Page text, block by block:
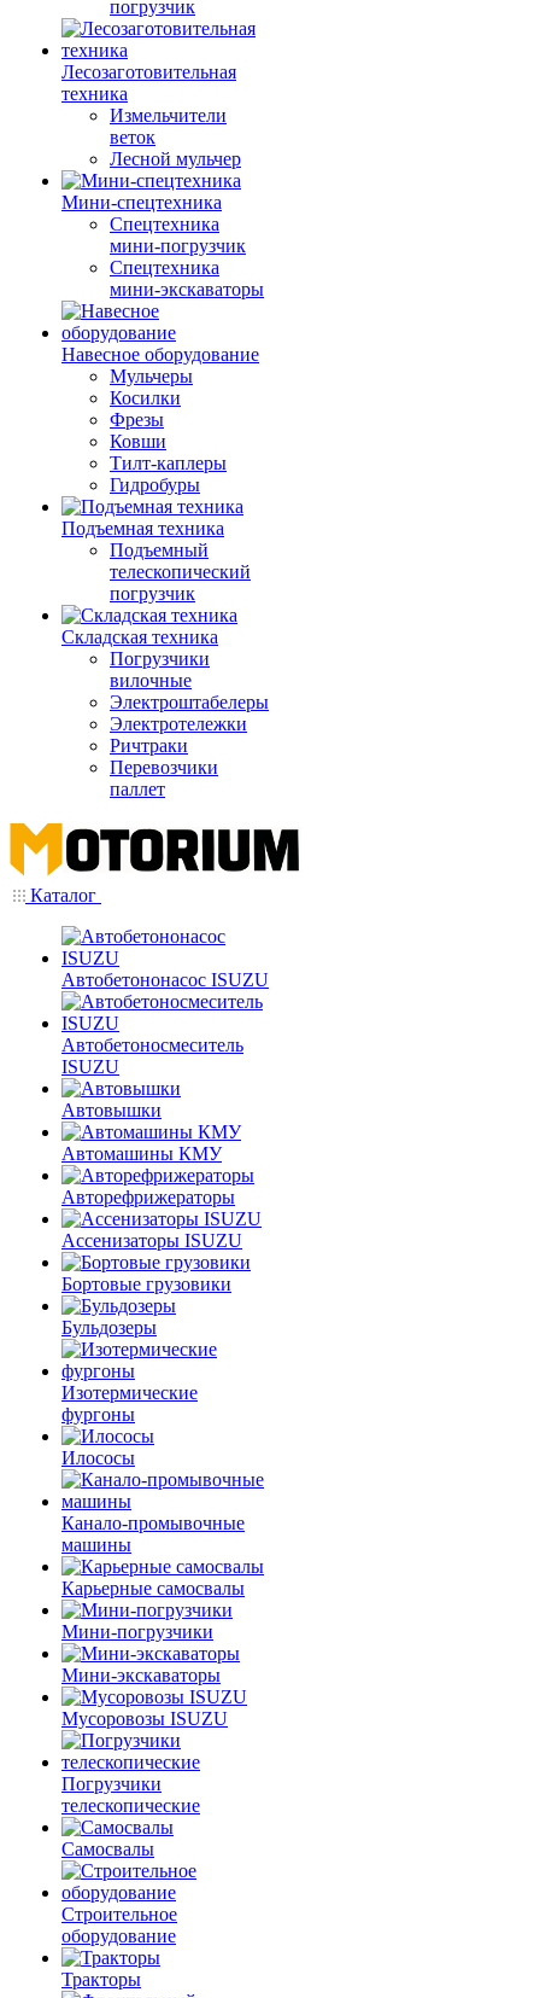
погрузчик
Лесозаготовительная
техника
Измельчители
веток
Лесной мульчер
Мини-спецтехника
Спецтехника
мини-погрузчик
Спецтехника
мини-экскаваторы
Навесное оборудование
Мульчеры
Косилки
Фрезы
Ковши
Тилт-каплеры
Гидробуры
Подъемная техника
Подъемный
телескопический
погрузчик
Складская техника
Погрузчики
вилочные
Электроштабелеры
Электротележки
Ричтраки
Перевозчики
паллет
Каталог
Автобетононасос ISUZU
Автобетоносмеситель
ISUZU
Автовышки
Автомашины КМУ
Авторефрижераторы
Ассенизаторы ISUZU
Бортовые грузовики
Бульдозеры
Изотермические
фургоны
Илососы
Канало-промывочные
машины
Карьерные самосвалы
Мини-погрузчики
Мини-экскаваторы
Мусоровозы ISUZU
Погрузчики
телескопические
Самосвалы
Строительное
оборудование
Тракторы